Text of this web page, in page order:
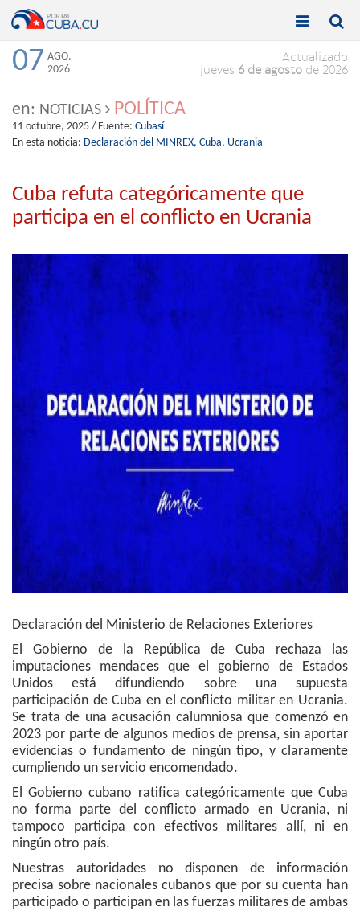
Toggle

Toggle

07 AGO.
2026
Actualizado
jueves 6 de agosto de 2026
en: NOTICIAS POLÍTICA
11 octubre, 2025 / Fuente: Cubasí
En esta noticia: Declaración del MINREX, Cuba, Ucrania
Cuba refuta categóricamente que
participa en el conflicto en Ucrania
Declaración del Ministerio de Relaciones Exteriores
El Gobierno de la República de Cuba rechaza las
imputaciones mendaces que el gobierno de Estados
Unidos está difundiendo sobre una supuesta
participación de Cuba en el conflicto militar en Ucrania.
Se trata de una acusación calumniosa que comenzó en
2023 por parte de algunos medios de prensa, sin aportar
evidencias o fundamento de ningún tipo, y claramente
cumpliendo un servicio encomendado.
El Gobierno cubano ratifica categóricamente que Cuba
no forma parte del conflicto armado en Ucrania, ni
tampoco participa con efectivos militares allí, ni en
ningún otro país.
Nuestras autoridades no disponen de información
precisa sobre nacionales cubanos que por su cuenta han
participado o participan en las fuerzas militares de ambas